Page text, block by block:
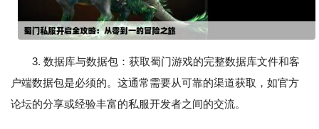
3. 数据库与数据包：获取蜀门游戏的完整数据库文件和客
户端数据包是必须的。这通常需要从可靠的渠道获取，如官方
论坛的分享或经验丰富的私服开发者之间的交流。